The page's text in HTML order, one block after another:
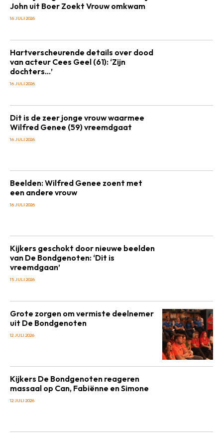
John uit Boer Zoekt Vrouw omkwam
16 JULI 2026
Hartverscheurende details over dood
van acteur Cees Geel (61): ‘Zijn
dochters…’
16 JULI 2026
Dit is de zeer jonge vrouw waarmee
Wilfred Genee (59) vreemdgaat
16 JULI 2026
Beelden: Wilfred Genee zoent met
een andere vrouw
16 JULI 2026
Kijkers geschokt door nieuwe beelden
van De Bondgenoten: ‘Dit is
vreemdgaan’
15 JULI 2026
Grote zorgen om vermiste deelnemer
uit De Bondgenoten
12 JULI 2026
Kijkers De Bondgenoten reageren
massaal op Can, Fabiënne en Simone
12 JULI 2026